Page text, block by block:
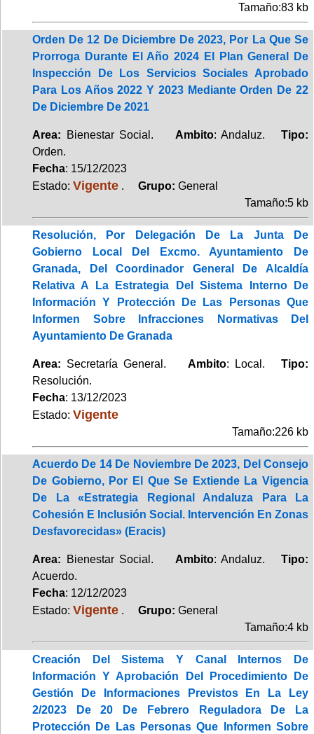
Tamaño:83 kb
Orden De 12 De Diciembre De 2023, Por La Que Se
Prorroga Durante El Año 2024 El Plan General De
Inspección De Los Servicios Sociales Aprobado
Para Los Años 2022 Y 2023 Mediante Orden De 22
De Diciembre De 2021
Area: Bienestar Social. Ambito: Andaluz.Tipo:
Orden.
Fecha: 15/12/2023
Estado: Vigente . Grupo: General
Tamaño:5 kb
Resolución, Por Delegación De La Junta De
Gobierno Local Del Excmo. Ayuntamiento De
Granada, Del Coordinador General De Alcaldía
Relativa A La Estrategia Del Sistema Interno De
Información Y Protección De Las Personas Que
Informen Sobre Infracciones Normativas Del
Ayuntamiento De Granada
Area: Secretaría General. Ambito: Local.Tipo:
Resolución.
Fecha: 13/12/2023
Estado: Vigente
Tamaño:226 kb
Acuerdo De 14 De Noviembre De 2023, Del Consejo
De Gobierno, Por El Que Se Extiende La Vigencia
De La «Estrategia Regional Andaluza Para La
Cohesión E Inclusión Social. Intervención En Zonas
Desfavorecidas» (Eracis)
Area: Bienestar Social. Ambito: Andaluz.Tipo:
Acuerdo.
Fecha: 12/12/2023
Estado: Vigente . Grupo: General
Tamaño:4 kb
Creación Del Sistema Y Canal Internos De
Información Y Aprobación Del Procedimiento De
Gestión De Informaciones Previstos En La Ley
2/2023 De 20 De Febrero Reguladora De La
Protección De Las Personas Que Informen Sobre